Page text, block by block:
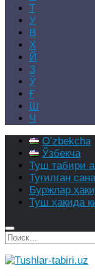
Т
У
В
Х
Й
З
Ў
Ғ
Ш
Ч
Oʻzbekcha
Ўзбекча
Туш табири
Туғилган
Буржлар
Туш ҳақида
Найти: